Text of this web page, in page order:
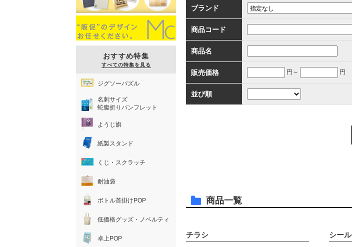
ブランド
商品コード
商品名
販売価格 円～ 円
並び順
商品一覧
チラシ シール
おすすめ特集
すべての特集を見る
ジグソーパズル
名刺サイズ
蛇腹折りパンフレット
ようじ旗
紙製スタンド
くじ・スクラッチ
耐油袋
ボトル首掛けPOP
低価格グッズ・ノベルティ
卓上POP